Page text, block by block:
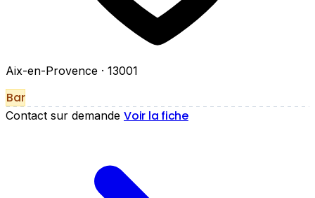
Aix-en-Provence · 13001
Bar
Contact sur demande Voir la fiche